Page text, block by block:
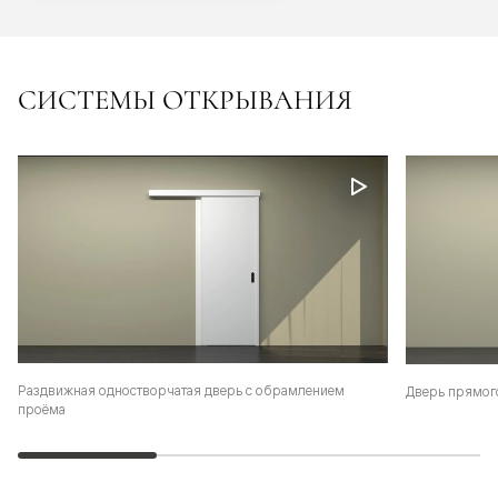
СИСТЕМЫ ОТКРЫВАНИЯ
Раздвижная одностворчатая дверь с обрамлением
проёма
Дверь